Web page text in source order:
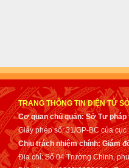
TRANG THÔNG TIN ĐIỆN TỬ
Cơ quan chủ quản: Sở Tư
Giấy phép số: 31/GP-BC của
Chịu trách nhiệm chính: Giám
Địa chỉ: Số 04 Trường Chinh,